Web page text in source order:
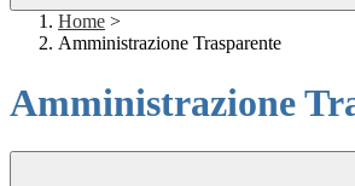
Home >
Amministrazione Trasparente
Amministrazione